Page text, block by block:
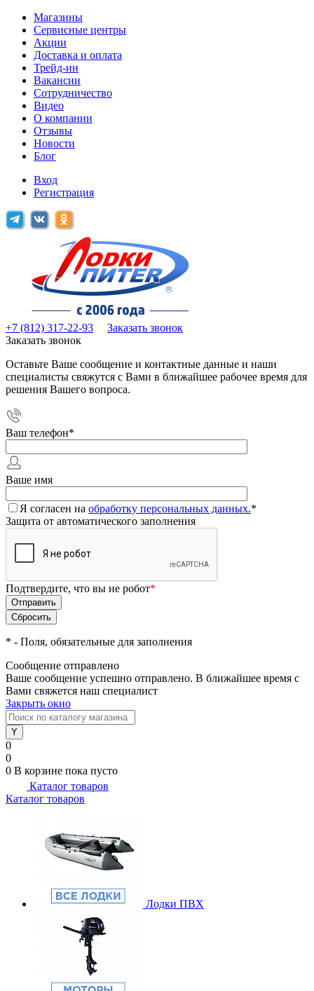
Магазины
Сервисные центры
Акции
Доставка и оплата
Трейд-ин
Вакансии
Сотрудничество
Видео
О компании
Отзывы
Новости
Блог
Вход
Регистрация
+7 (812) 317-22-93
Заказать звонок
Заказать звонок
Оставьте Ваше сообщение и контактные данные и наши
специалисты свяжутся с Вами в ближайшее рабочее время для
решения Вашего вопроса.
Ваш телефон*
Ваше имя
Я согласен на обработку персональных данных.*
Защита от автоматического заполнения
Подтвердите, что вы не робот*
* - Поля, обязательные для заполнения
Сообщение отправлено
Ваше сообщение успешно отправлено. В ближайшее время с
Вами свяжется наш специалист
Закрыть окно
0
0
0 В корзине пока пусто
Каталог товаров
Каталог товаров
Лодки ПВХ